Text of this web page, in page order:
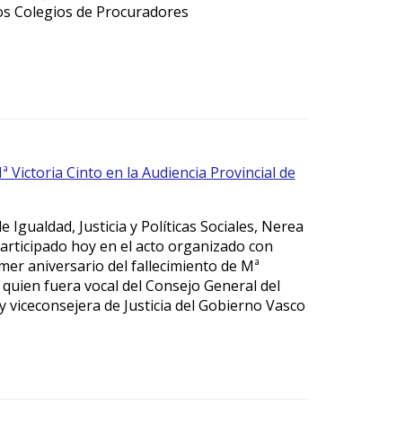
Colegios de Procuradores
Victoria Cinto en la Audiencia Provincial de
Igualdad, Justicia y Políticas Sociales, Nerea
hoy en el acto organizado con
aniversario del fallecimiento de Mª
fuera vocal del Consejo General del
viceconsejera de Justicia del Gobierno Vasco